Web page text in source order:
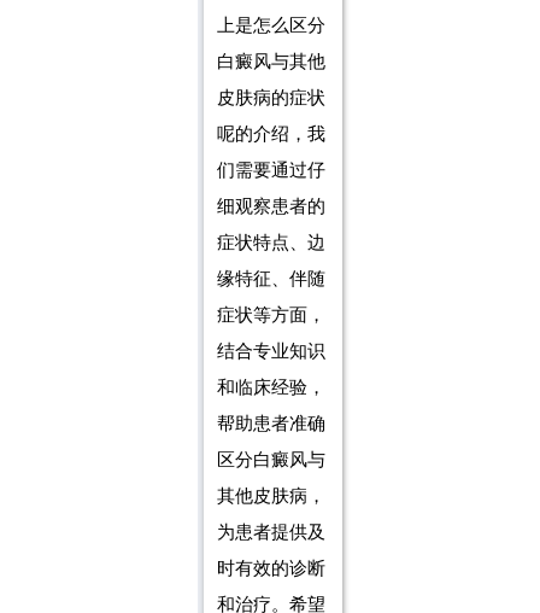
上是怎么区分
白癜风与其他
皮肤病的症状
呢的介绍，我
们需要通过仔
细观察患者的
症状特点、边
缘特征、伴随
症状等方面，
结合专业知识
和临床经验，
帮助患者准确
区分白癜风与
其他皮肤病，
为患者提供及
时有效的诊断
和治疗。希望